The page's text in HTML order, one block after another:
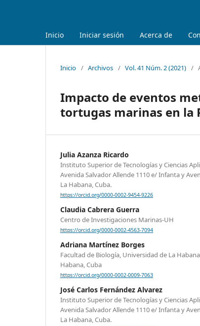
Inicio Iniciar sesión Acerca de
Inicio / Archivos / Vol. 41 Núm. 2 (2021) /
Impacto de eventos
tortugas marinas en la
Julia Azanza Ricardo
Instituto Superior de Tecnologías y Ciencias
Avenida Salvador Allende 1110 e/ Infanta y
La Habana, Cuba.
https://orcid.org/0000-0002-9454-9226
Claudia Cabrera Guerra
Centro de Investigaciones Marinas-UH
https://orcid.org/0000-0002-4563-7094
Adriana Martínez Borges
Facultad de Biología, Universidad de La
Habana, Cuba
https://orcid.org/0000-0002-0009-7063
José Carlos Fernández Alvarez
Instituto Superior de Tecnologías y Ciencias
Avenida Salvador Allende 1110 e/ Infanta y
La Habana, Cuba.